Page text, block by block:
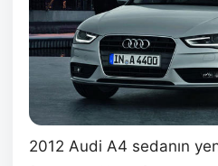
2012 Audi A4 sedanın